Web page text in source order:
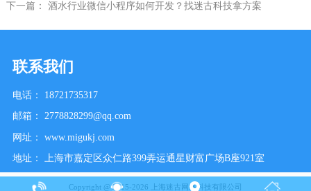
下一篇： 酒水行业微信小程序如何开发？找迷古科技拿方案
联系我们
电话： 18721735317
邮箱： 2778828299@qq.com
网址： www.migukj.com
地址： 上海市嘉定区众仁路399弄运通星财富广场B座921室
Copyright @ 2015-2026 上海迷古网络科技有限公司